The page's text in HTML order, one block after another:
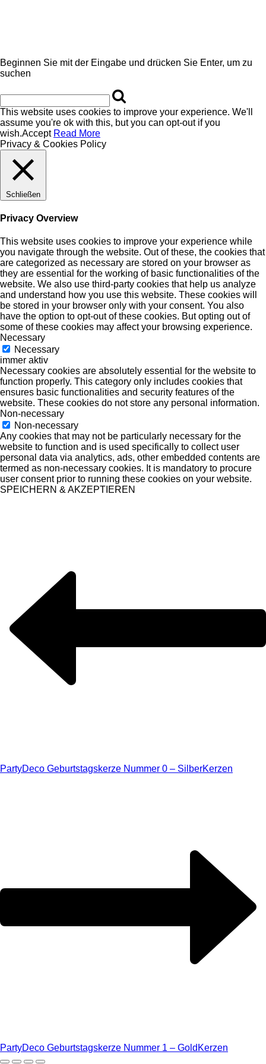
Beginnen Sie mit der Eingabe und drücken Sie Enter, um zu
suchen
This website uses cookies to improve your experience. We'll
assume you're ok with this, but you can opt-out if you
wish.Accept Read More
Privacy & Cookies Policy
Schließen
Privacy Overview
This website uses cookies to improve your experience while
you navigate through the website. Out of these, the cookies that
are categorized as necessary are stored on your browser as
they are essential for the working of basic functionalities of the
website. We also use third-party cookies that help us analyze
and understand how you use this website. These cookies will
be stored in your browser only with your consent. You also
have the option to opt-out of these cookies. But opting out of
some of these cookies may affect your browsing experience.
Necessary
Necessary
immer aktiv
Necessary cookies are absolutely essential for the website to
function properly. This category only includes cookies that
ensures basic functionalities and security features of the
website. These cookies do not store any personal information.
Non-necessary
Non-necessary
Any cookies that may not be particularly necessary for the
website to function and is used specifically to collect user
personal data via analytics, ads, other embedded contents are
termed as non-necessary cookies. It is mandatory to procure
user consent prior to running these cookies on your website.
SPEICHERN & AKZEPTIEREN
PartyDeco Geburtstagskerze Nummer 0 – SilberKerzen
PartyDeco Geburtstagskerze Nummer 1 – Gold Kerzen